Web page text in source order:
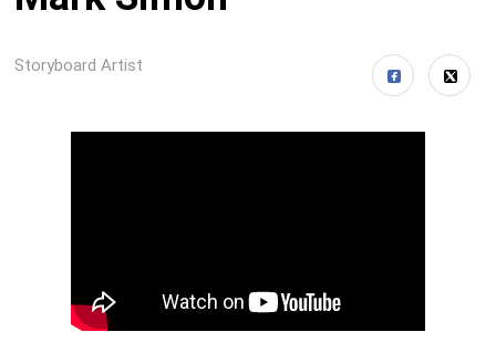
Storyboard Artist